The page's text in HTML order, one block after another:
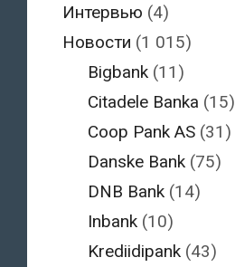
Интервью (4)
Новости (1 015)
Bigbank (11)
Citadele Banka (15)
Coop Pank AS (31)
Danske Bank (75)
DNB Bank (14)
Inbank (10)
Krediidipank (43)